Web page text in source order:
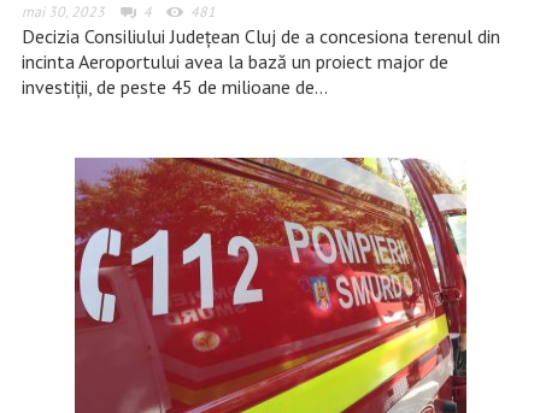
mai 30, 2023 4 481
Decizia Consiliului Județean Cluj de a concesiona terenul din
incinta Aeroportului avea la bază un proiect major de
investiții, de peste 45 de milioane de…